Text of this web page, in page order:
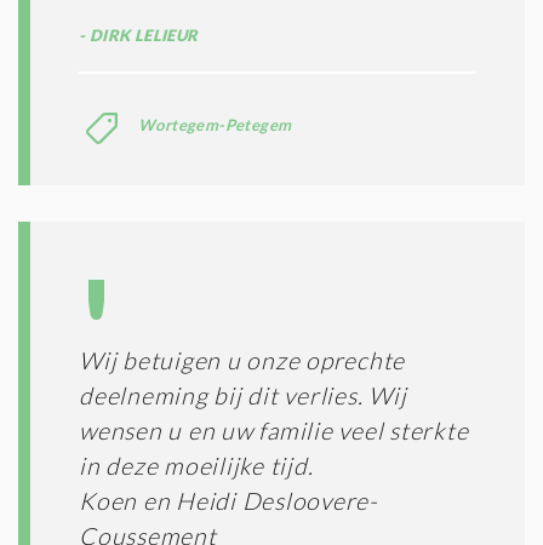
DIRK LELIEUR
Wortegem-Petegem
Wij betuigen u onze oprechte
deelneming bij dit verlies. Wij
wensen u en uw familie veel sterkte
in deze moeilijke tijd.
Koen en Heidi Desloovere-
Coussement